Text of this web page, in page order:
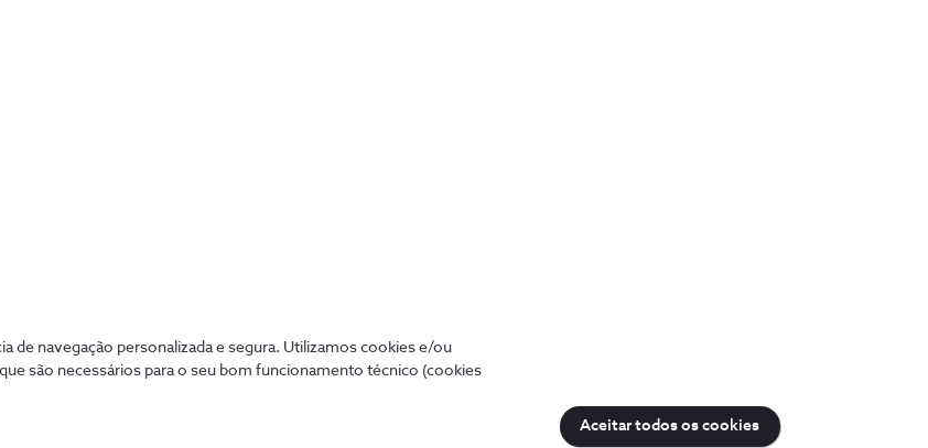
de navegação personalizada e segura. Utilizamos cookies e/ou
são necessários para o seu bom funcionamento técnico (cookies
Aceitar todos os cookies
a segurança do seu negócio em
lugar.
anti-sabotagem e anti falhas de energia.